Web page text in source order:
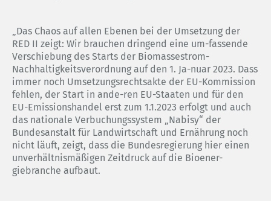
„Das Chaos auf allen Ebenen bei der Umsetzung der
RED II zeigt: Wir brauchen dringend eine um-fassende
Verschiebung des Starts der Biomassestrom-
Nachhaltigkeitsverordnung auf den 1. Ja-nuar 2023. Dass
immer noch Umsetzungsrechtsakte der EU-Kommission
fehlen, der Start in ande-ren EU-Staaten und für den
EU-Emissionshandel erst zum 1.1.2023 erfolgt und auch
das nationale Verbuchungssystem „Nabisy“ der
Bundesanstalt für Landwirtschaft und Ernährung noch
nicht läuft, zeigt, dass die Bundesregierung hier einen
unverhältnismäßigen Zeitdruck auf die Bioener-
giebranche aufbaut.